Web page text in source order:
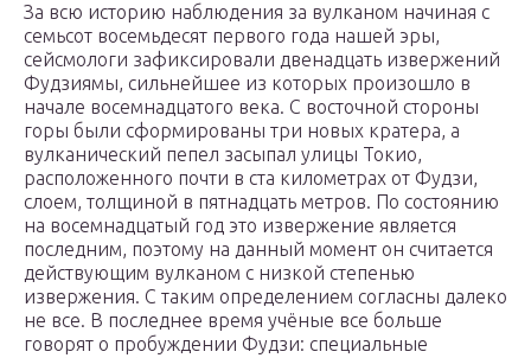
За всю историю наблюдения за вулканом начиная с
семьсот восемьдесят первого года нашей эры,
сейсмологи зафиксировали двенадцать извержений
Фудзиямы, сильнейшее из которых произошло в
начале восемнадцатого века. С восточной стороны
горы были сформированы три новых кратера, а
вулканический пепел засыпал улицы Токио,
расположенного почти в ста километрах от Фудзи,
слоем, толщиной в пятнадцать метров. По состоянию
на восемнадцатый год это извержение является
последним, поэтому на данный момент он считается
действующим вулканом с низкой степенью
извержения. С таким определением согласны далеко
не все. В последнее время учёные все больше
говорят о пробуждении Фудзи: специальные